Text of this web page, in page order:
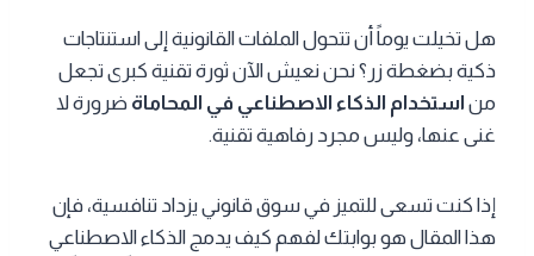
هل تخيلت يوماً أن تتحول الملفات القانونية إلى استنتاجات
ذكية بضغطة زر؟ نحن نعيش الآن ثورة تقنية كبرى تجعل
من استخدام الذكاء الاصطناعي في المحاماة ضرورة لا
غنى عنها، وليس مجرد رفاهية تقنية.
إذا كنت تسعى للتميز في سوق قانوني يزداد تنافسية، فإن
هذا المقال هو بوابتك لفهم كيف يدمج الذكاء الاصطناعي